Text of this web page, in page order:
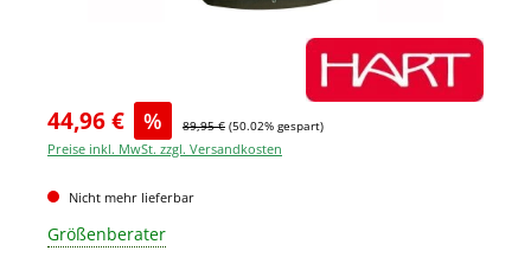
44,96 € % 89,95 € (50.02% gespart)
Preise inkl. MwSt. zzgl. Versandkosten
Nicht mehr lieferbar
Größenberater